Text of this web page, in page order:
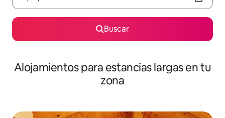
Buscar
Alojamientos para estancias largas en tu
zona